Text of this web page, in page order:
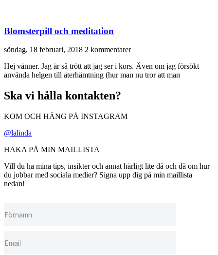
Blomsterpill och meditation
söndag, 18 februari, 2018 2 kommentarer
Hej vänner. Jag är så trött att jag ser i kors. Även om jag försökt
använda helgen till återhämtning (hur man nu tror att man
Ska vi hålla kontakten?
KOM OCH HÄNG PÅ INSTAGRAM
@lalinda
HAKA PÅ MIN MAILLISTA
Vill du ha mina tips, insikter och annat härligt lite då och då om hur
du jobbar med sociala medier? Signa upp dig på min maillista
nedan!